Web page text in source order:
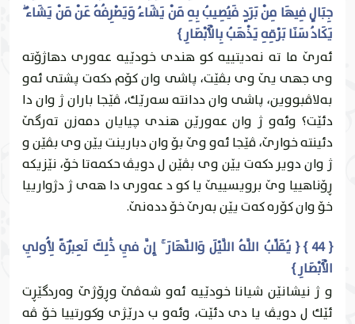
جِبَالٍ فِيهَا مِنْ بَرَدٍ فَيُصِيبُ بِهِ مَنْ يَشَاءُ وَيَصْرِفُهُ عَنْ مَنْ يَشَاءُ ۖ
يَكَادُ سَنَا بَرْقِهِ يَذْهَبُ بِالْأَبْصَارِ }
ئه‌رێ ما ته‌ نه‌ديتییه‌ كو هندى خودێیه‌ عه‌ورى دهاژۆته‌
وى جهى يێ وى بڤێت، پاشى وان كۆم دكه‌ت پشتى ئه‌و
به‌لاڤبووين، پاشى وان ددانته‌ سه‌رێك، ڤێجا باران ژ وان دا
دئێت؟ وئه‌و ژ وان عه‌ورێن هندى چيايان دمه‌زن ته‌رگێ
دئينته‌ خوارێ، ڤێجا ئه‌و وێ بۆ وان دبارينت يێن وى بڤێن و
ژ وان دوير دكه‌ت يێن وى بڤێن ل دويڤ حكمه‌تا خۆ، نێزيكه‌
ڕۆناهییا وێ برويسییێ يا كو د عه‌ورى دا هه‌ى ژ دژوارییا
خۆ وان كۆره‌ كه‌ت يێن به‌رێ خۆ دده‌نێ.
{ 44 } { يُقَلِّبُ اللَّهُ اللَّيْلَ وَالنَّهَارَ ۚ إِنَّ فِي ذَٰلِكَ لَعِبْرَةً لِأُولِي
الْأَبْصَارِ }
و ژ نيشانێن شيانا خودێیه‌ ئه‌و شه‌ڤێ وڕۆژێ وه‌ردگێڕت
ئێك ل دويڤ يا دى دئێت، وئه‌و ب درێژى وكورتییا خۆ ڤه‌